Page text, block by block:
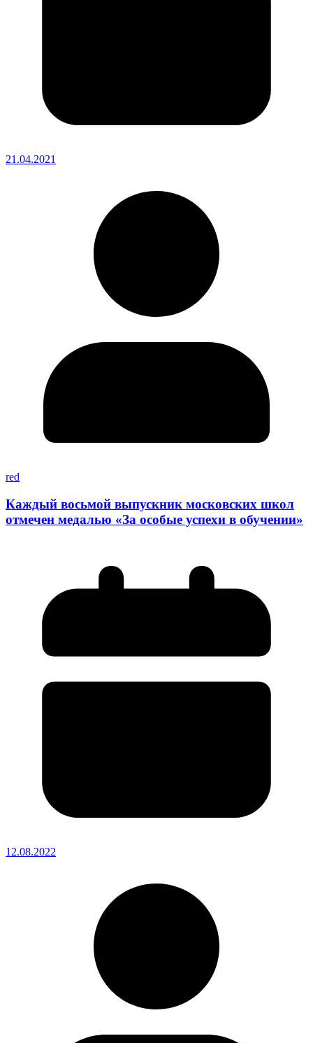
21.04.2021
red
Каждый восьмой выпускник московских школ
отмечен медалью «За особые успехи в обучении»
12.08.2022